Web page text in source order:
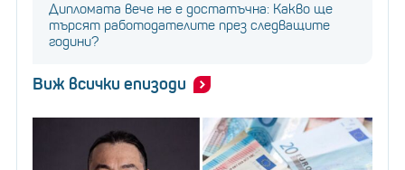
Дипломата вече не е достатъчна: Какво ще
търсят работодателите през следващите
години?
Виж всички епизоди